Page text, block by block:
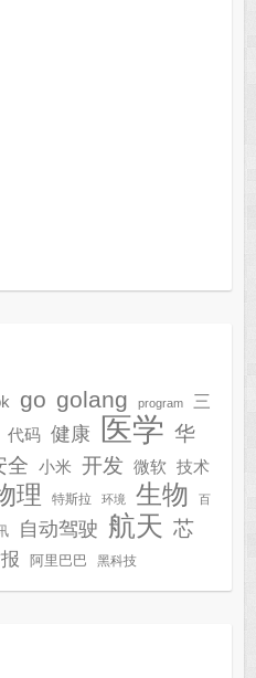
go golang program
三
代码 健康 医学 华
全 小米 开发 微软 技术
理 特斯拉 环境 生物 百
自动驾驶 航天 芯
阿里巴巴 黑科技